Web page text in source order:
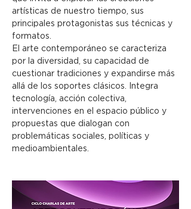
artísticas de nuestro tiempo, sus
principales protagonistas sus técnicas y
formatos.
El arte contemporáneo se caracteriza
por la diversidad, su capacidad de
cuestionar tradiciones y expandirse más
allá de los soportes clásicos. Integra
tecnología, acción colectiva,
intervenciones en el espacio público y
propuestas que dialogan con
problemáticas sociales, políticas y
medioambientales.